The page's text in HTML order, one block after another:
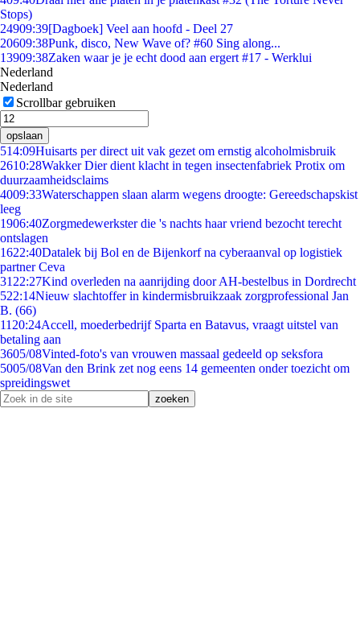
Stops)
24909:39[Dagboek] Veel aan hoofd - Deel 27
20609:38Punk, disco, New Wave of? #60 Sing along...
13909:38Zaken waar je je echt dood aan ergert #17 - Werklui
Nederland
Nederland
Scrollbar gebruiken
opslaan
514:09Huisarts per direct uit vak gezet om ernstig alcoholmisbruik
2610:28Wakker Dier dient klacht in tegen insectenfabriek Protix om
duurzaamheidsclaims
4009:33Waterschappen slaan alarm wegens droogte: Gereedschapskist
leeg
1906:40Zorgmedewerkster die 's nachts haar vriend bezocht terecht
ontslagen
1622:40Datalek bij Bol en de Bijenkorf na cyberaanval op logistiek
partner Ceva
31 22:27Kind overleden na aanrijding door AH-bestelbus in Dordrecht
522:14Nieuw slachtoffer in kindermisbruikzaak zorgprofessional Jan
B. (66)
11 20:24Accell, moederbedrijf Sparta en Batavus, vraagt uitstel van
betaling aan
3605/08Vinted-foto's van vrouwen massaal gedeeld op seksfora
5005/08Van den Brink zet nog eens 14 gemeenten onder toezicht om
spreidingswet